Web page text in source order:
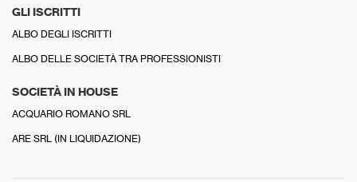
GLI ISCRITTI
ALBO DEGLI ISCRITTI
ALBO DELLE SOCIETÀ TRA PROFESSIONISTI
SOCIETÀ IN HOUSE
ACQUARIO ROMANO SRL
ARE SRL (IN LIQUIDAZIONE)